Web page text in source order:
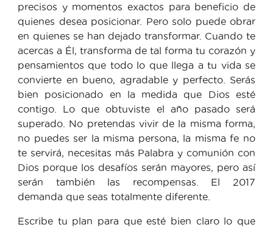
precisos y momentos exactos para beneficio de
quienes desea posicionar. Pero solo puede obrar
en quienes se han dejado transformar. Cuando te
acercas a Él, transforma de tal forma tu corazón y
pensamientos que todo lo que llega a tu vida se
convierte en bueno, agradable y perfecto. Serás
bien posicionado en la medida que Dios esté
contigo. Lo que obtuviste el año pasado será
superado. No pretendas vivir de la misma forma,
no puedes ser la misma persona, la misma fe no
te servirá, necesitas más Palabra y comunión con
Dios porque los desafíos serán mayores, pero así
serán también las recompensas. El 2017
demanda que seas totalmente diferente.
Escribe tu plan para que esté bien claro lo que